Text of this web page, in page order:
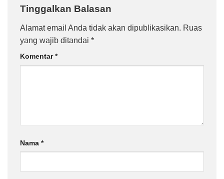
Tinggalkan Balasan
Alamat email Anda tidak akan dipublikasikan. Ruas
yang wajib ditandai *
Komentar*
Nama *